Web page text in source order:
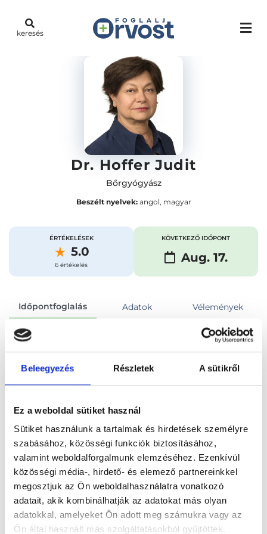
Beleegyezés Részletek A sütikről
Ez a weboldal sütiket használ
Sütiket használunk a tartalmak és hirdetések személyre
szabásához, közösségi funkciók biztosításához,
valamint weboldalforgalmunk elemzéséhez. Ezenkívül
közösségi média-, hirdető- és elemező partnereinkkel
megosztjuk az Ön weboldalhasználatra vonatkozó
adatait, akik kombinálhatják az adatokat más olyan
adatokkal, amelyeket Ön adott meg számukra vagy az
Ön által használt más szolgáltatásokból gyűjtöttek.
keresés
Dr. Hoffer Judit
Bőrgyógyász
Beszélt nyelvek:angol, magyar
ÉRTÉKELÉSEK
5.0
6 értékelés
KÖVETKEZŐ IDŐPONT
Aug. 17.
Időpontfoglalás Adatok Vélemények
Foglalj időpontot
Összes szakterület Bőrgyógyászati szakorvosi vizsgálat
Főoldal Orvosok Bőrgyógyász
Bőrgyógyász, Budapest, XIII. kerület
Dr. Hoffer Judit